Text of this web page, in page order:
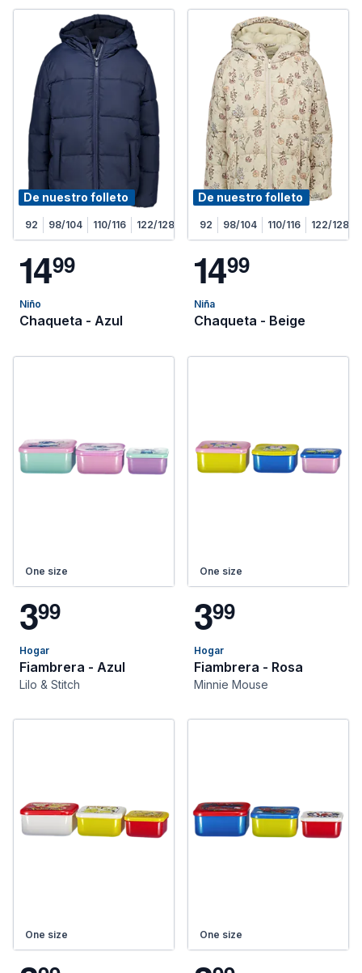
De nuestro folleto
92 98/104 110/116 122/128
1499
Niño
Chaqueta - Azul
De nuestro folleto
92 98/104 110/116 122/128
1499
Niña
Chaqueta - Beige
One size
399
Hogar
Fiambrera - Azul
Lilo & Stitch
One size
399
Hogar
Fiambrera - Rosa
Minnie Mouse
One size One size